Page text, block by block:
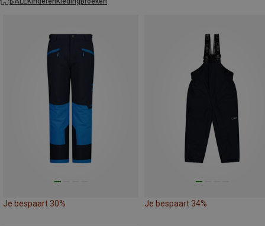
Je bespaart 30% Je bespaart 34%